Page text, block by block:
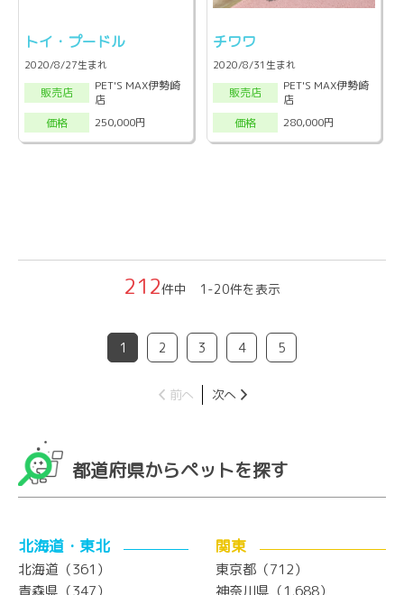
トイ・プードル
2020/8/27生まれ
販売店
PET'S MAX伊勢崎
店
価格
250,000円
チワワ
2020/8/31生まれ
販売店
PET'S MAX伊勢崎
店
価格
280,000円
212件中 1-20件を表示
1 2 3 4 5
前へ 次へ
都道府県からペットを探す
北海道・東北
北海道（361）
青森県（347）
関東
東京都（712）
神奈川県（1,688）